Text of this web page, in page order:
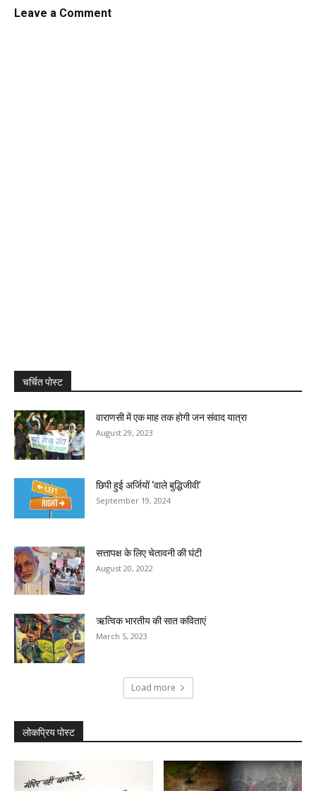
Leave a Comment
चर्चित पोस्ट
वाराणसी में एक माह तक होगी जन संवाद यात्रा
August 29, 2023
छिपी हुई अर्जियों ‘वाले बुद्धिजीवी’
September 19, 2024
सत्तापक्ष के लिए चेतावनी की घंटी
August 20, 2022
ऋत्विक भारतीय की सात कविताएं
March 5, 2023
Load more
लोकप्रिय पोस्ट